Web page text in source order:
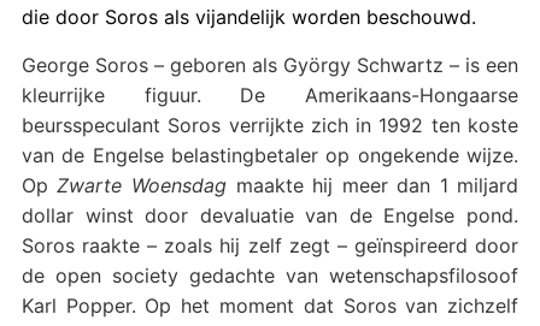
die door Soros als vijandelijk worden beschouwd.
George Soros – geboren als György Schwartz – is een
kleurrijke figuur. De Amerikaans-Hongaarse
beursspeculant Soros verrijkte zich in 1992 ten koste
van de Engelse belastingbetaler op ongekende wijze.
OpZwarte Woensdagmaakte hij meer dan 1 miljard
dollar winst door devaluatie van de Engelse pond.
Soros raakte – zoals hij zelf zegt – geïnspireerd door
de open society gedachte van wetenschapsfilosoof
Karl Popper. Op het moment dat Soros van zichzelf